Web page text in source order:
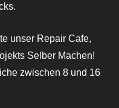
unser Repair Cafe,
Selber Machen!
zwischen 8 und 16